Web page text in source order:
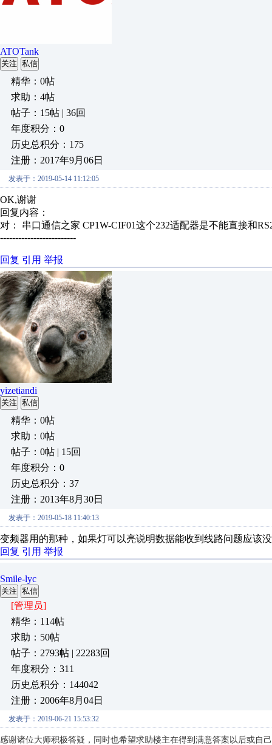
ATOTank
关注 私信
精华：0帖
求助：4帖
帖子：15帖 | 36回
年度积分：0
历史总积分：175
注册：2017年9月06日
发表于：2019-05-14 11:12:05
OK,谢谢
回复内容：
对： 串口通信之家 CP1W-CIF01这个232适配器是不能直接和
-------------------------
回复 引用 举报
yizetiandi
关注 私信
精华：0帖
求助：0帖
帖子：0帖 | 15回
年度积分：0
历史总积分：37
注册：2013年8月30日
发表于：2019-05-18 11:40:13
变频器用的那种，如果灯可以亮说明数据能收到线路问题应该
回复 引用 举报
Smile-lyc
关注 私信
[管理员]
精华：114帖
求助：50帖
帖子：2793帖 | 22283回
年度积分：311
历史总积分：144042
注册：2006年8月04日
发表于：2019-06-21 15:53:32
感谢诸位大师积极答疑，同时也希望求助楼主在得到满意答案以后或自